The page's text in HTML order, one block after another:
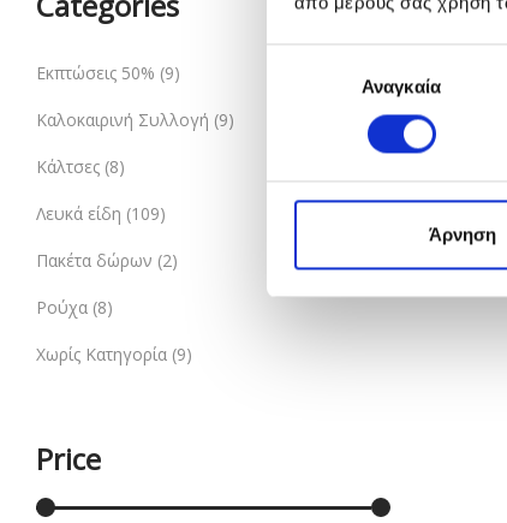
συγκατάθεσηςΑναγκαία
Άρνηση
Εκπτώσεις 50% (9)
Καλοκαιρινή Συλλογή (9)
Κάλτσες (8)
Λευκά είδη (109)
Πακέτα δώρων (2)
Ρούχα (8)
Χωρίς Κατηγορία (9)
Price